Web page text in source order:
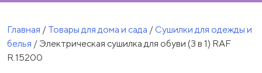
Главная / Товары для дома и сада /Сушилки для одежды и
белья / Электрическая сушилка для обуви (3 в 1) RAF
R.15200